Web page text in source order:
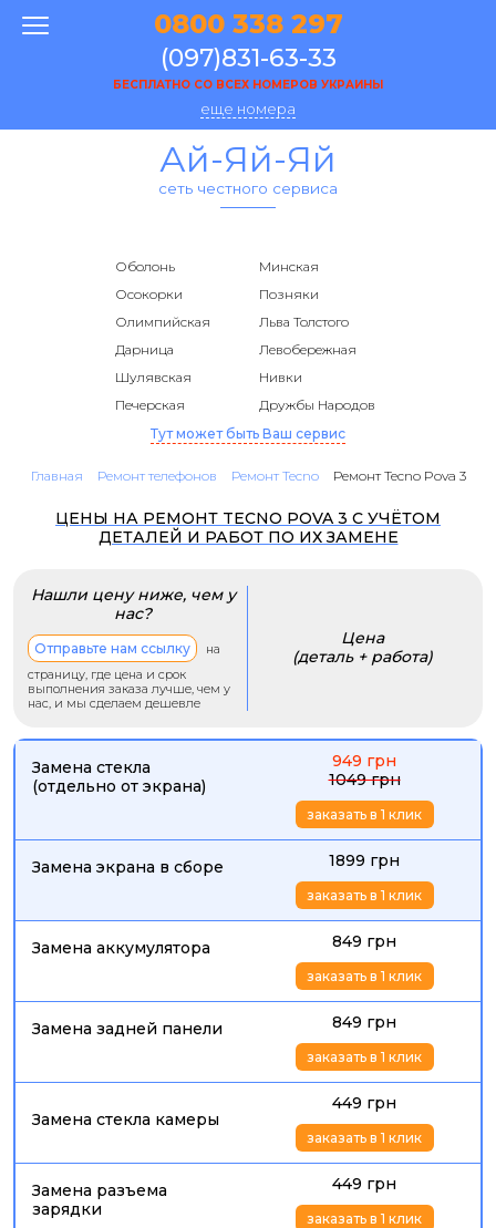
0800 338 297
(097)831-63-33
БЕСПЛАТНО СО ВСЕХ НОМЕРОВ УКРАИНЫ
еще номера
Ай-Яй-Яй
сеть честного сервиса
Оболонь
Минская
Осокорки
Позняки
Олимпийская
Льва Толстого
Дарница
Левобережная
Шулявская
Нивки
Печерская
Дружбы Народов
Тут может быть Ваш сервис
Главная Ремонт телефонов Ремонт Tecno Ремонт Tecno Pova 3
ЦЕНЫ НА РЕМОНТ TECNO POVA 3 С УЧЁТОМ
ДЕТАЛЕЙ И РАБОТ ПО ИХ ЗАМЕНЕ
Нашли цену ниже, чем у
нас?
Отправьте нам ссылку
на
страницу, где цена и срок
выполнения заказа лучше, чем у
нас, и мы сделаем дешевле
Цена
(деталь + работа)
Замена стекла
(отдельно от экрана)
949 грн
1049 грн
заказать в 1 клик
Замена экрана в сборе 1899 грн
заказать в 1 клик
Замена аккумулятора 849 грн
заказать в 1 клик
Замена задней панели 849 грн
заказать в 1 клик
Замена стекла камеры
449 грн
заказать в 1 клик
Замена разъема
зарядки
449 грн
заказать в 1 клик